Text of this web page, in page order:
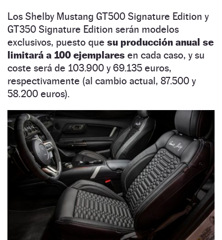
Los Shelby Mustang GT500 Signature Edition y
GT350 Signature Edition serán modelos
exclusivos, puesto que su producción anual se
limitará a 100 ejemplares en cada caso, y su
coste será de 103.900 y 69.135 euros,
respectivamente (al cambio actual, 87.500 y
58.200 euros).